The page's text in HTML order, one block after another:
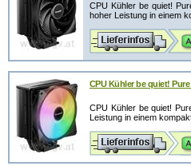
CPU Kühler be quiet!
hoher Leistung in einem
CPU Kühler be quiet!
CPU Kühler be quiet!
Leistung in einem